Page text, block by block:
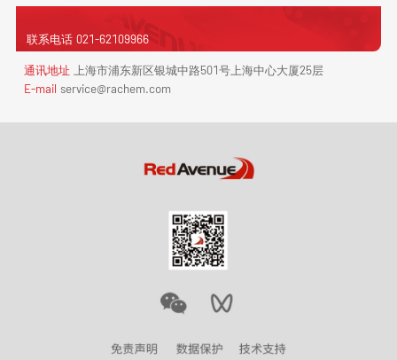
联系电话 021-62109966
通讯地址
上海市浦东新区银城中路501号上海中心大厦25层
E-mail service@rachem.com